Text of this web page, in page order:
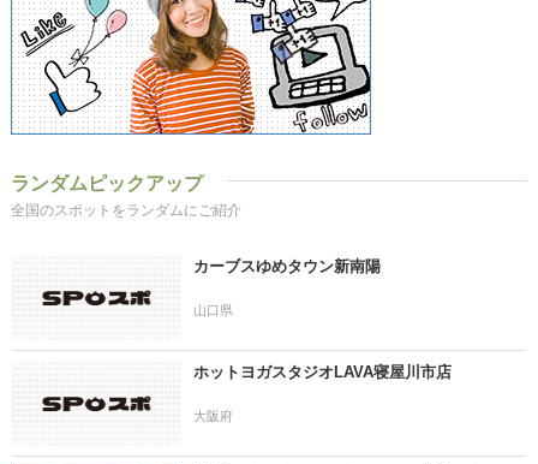
ランダムピックアップ
全国のスポットをランダムにご紹介
カーブスゆめタウン新南陽
山口県
ホットヨガスタジオLAVA寝屋川市店
大阪府